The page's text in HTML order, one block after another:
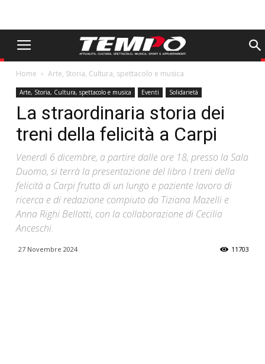
Home Arte, Storia, Cultura, spettacolo e musica
Arte, Storia, Cultura, spettacolo e musica Eventi Solidarietà
La straordinaria storia dei
treni della felicità a Carpi
Venerdì 6 dicembre, a partire dalle ore 18, presso la Sala
Duomo, si terrà la presentazione del libro I treni della
felicità a Carpi frutto di un lungo e paziente lavoro di
ricerca e di redazione compiuto da Tiziana Mazelli e
Anna Righi Bellotti, con la collaborazione di Cecilia
Anceschi.
27 Novembre 2024 11703